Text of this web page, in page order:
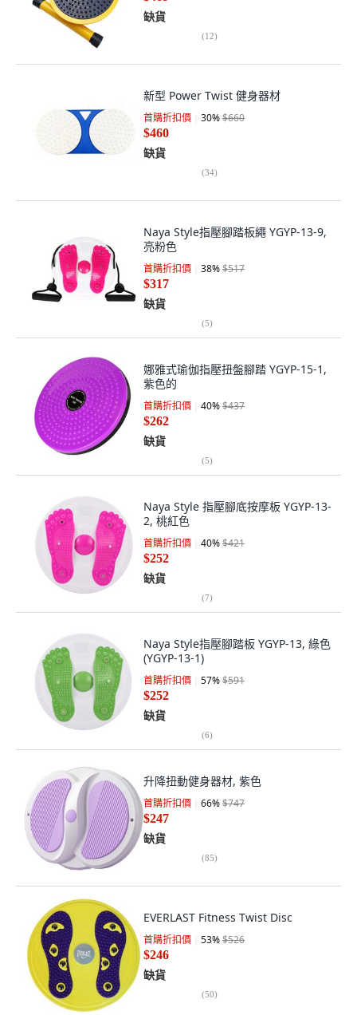
缺貨
(12)
新型 Power Twist 健身器材
首購折扣價 30%$660
$460
缺貨
(34)
Naya Style指壓腳踏板繩 YGYP-13-9,
亮粉色
首購折扣價 38%$517
$317
缺貨
(5)
娜雅式瑜伽指壓扭盤腳踏 YGYP-15-1,
紫色的
首購折扣價 40%$437
$262
缺貨
(5)
Naya Style 指壓腳底按摩板 YGYP-13-
2, 桃紅色
首購折扣價 40%$421
$252
缺貨
(7)
Naya Style指壓腳踏板 YGYP-13, 綠色
(YGYP-13-1)
首購折扣價 57%$591
$252
缺貨
(6)
升降扭動健身器材, 紫色
首購折扣價 66%$747
$247
缺貨
(85)
EVERLAST Fitness Twist Disc
首購折扣價 53%$526
$246
缺貨
(50)